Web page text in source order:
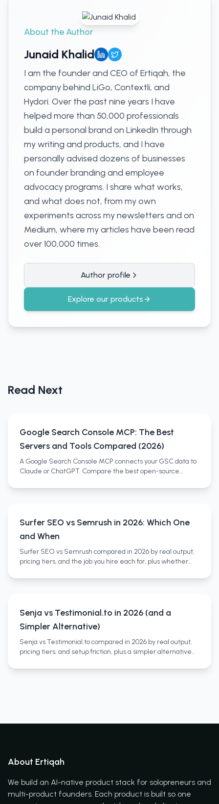
About the Author
Junaid Khalid
I am the founder and CEO of Ertiqah, the
company behind LiGo, Contextli, and
Hydori. Over the past nine years I have
helped more than 50,000 professionals
build a personal brand on LinkedIn through
my writing and products, and I have
personally advised dozens of businesses
on founder branding and employee
advocacy programs. I share what works,
and what does not, from my own
experiments across my newsletters and on
Medium, where my articles have been read
over 100,000 times.
Author profile
Explore our products
Read Next
Google Search Console MCP: The Best
Servers and Tools Compared (2026)
A Google Search Console MCP connects your GSC data to
Claude or ChatGPT. Compare the best open-source
Surfer SEO vs Semrush in 2026: Which One
and When
Surfer SEO vs Semrush compared in 2026 by real output,
pricing tiers, and the job you hire each for, plus whether
Senja vs Testimonial.to in 2026 (and a
Simpler Alternative)
Senja vs Testimonial.to compared in 2026 by real output,
pricing tiers, and setup friction, plus a simpler alternative
About Ertiqah
We build an AI-native product stack for solopreneurs and
multi-product founders. Each product is built so one